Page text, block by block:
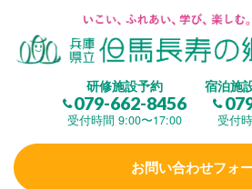
研修施設予約
079-662-8456
受付時間 9:00〜17:00
宿泊施
受付
お問い合わせフォ
但馬長寿の郷とは
(研修施設)